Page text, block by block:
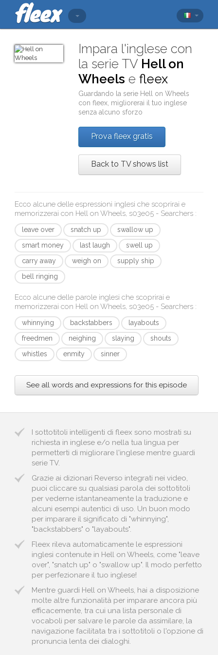
Impara l'inglese con
la serie TV Hell on
Wheels efleex
Guardando la serie Hell on Wheels
confleex , migliorerai il tuo inglese
senza alcuno sforzo
Prova fleex gratis
Back to TV shows list
Ecco alcune delle espressioni inglesi che scoprirai e
memorizzerai con Hell on Wheels, s03e05 - Searchers :
leave over snatch up
swallow up
smart money
last laugh
swell up
carry away
weigh on
supply ship
bell ringing
Ecco alcune delle parole inglesi che scoprirai e
memorizzerai con Hell on Wheels, s03e05 - Searchers :
whinnying backstabbers
layabouts
freedmen
neighing slaying
shouts
whistles
enmity sinner
See all words and expressions for this episode
I sottotitoli intelligenti di fleex sono mostrati su
richiesta in inglese e/o nella tua lingua per
permetterti di migliorare l'inglese mentre guardi
serie TV.
Grazie ai dizionari Reverso integrati nei video,
puoi cliccare su qualsiasi parola dei sottotitoli
per vederne istantaneamente la traduzione e
alcuni esempi autentici di uso. Un buon modo
per imparare il significato di "whinnying",
"backstabbers" o "layabouts".
Fleex rileva automaticamente le espressioni
inglesi contenute in Hell on Wheels, come "leave
over", "snatch up" o "swallow up". Il modo perfetto
per perfezionare il tuo inglese!
Mentre guardi Hell on Wheels, hai a disposizione
molte altre funzionalità per imparare ancora più
efficacemente, tra cui una lista personale di
vocaboli per salvare le parole da assimilare, la
navigazione facilitata tra i sottotitoli o l'opzione di
pronuncia lenta dei dialoghi.